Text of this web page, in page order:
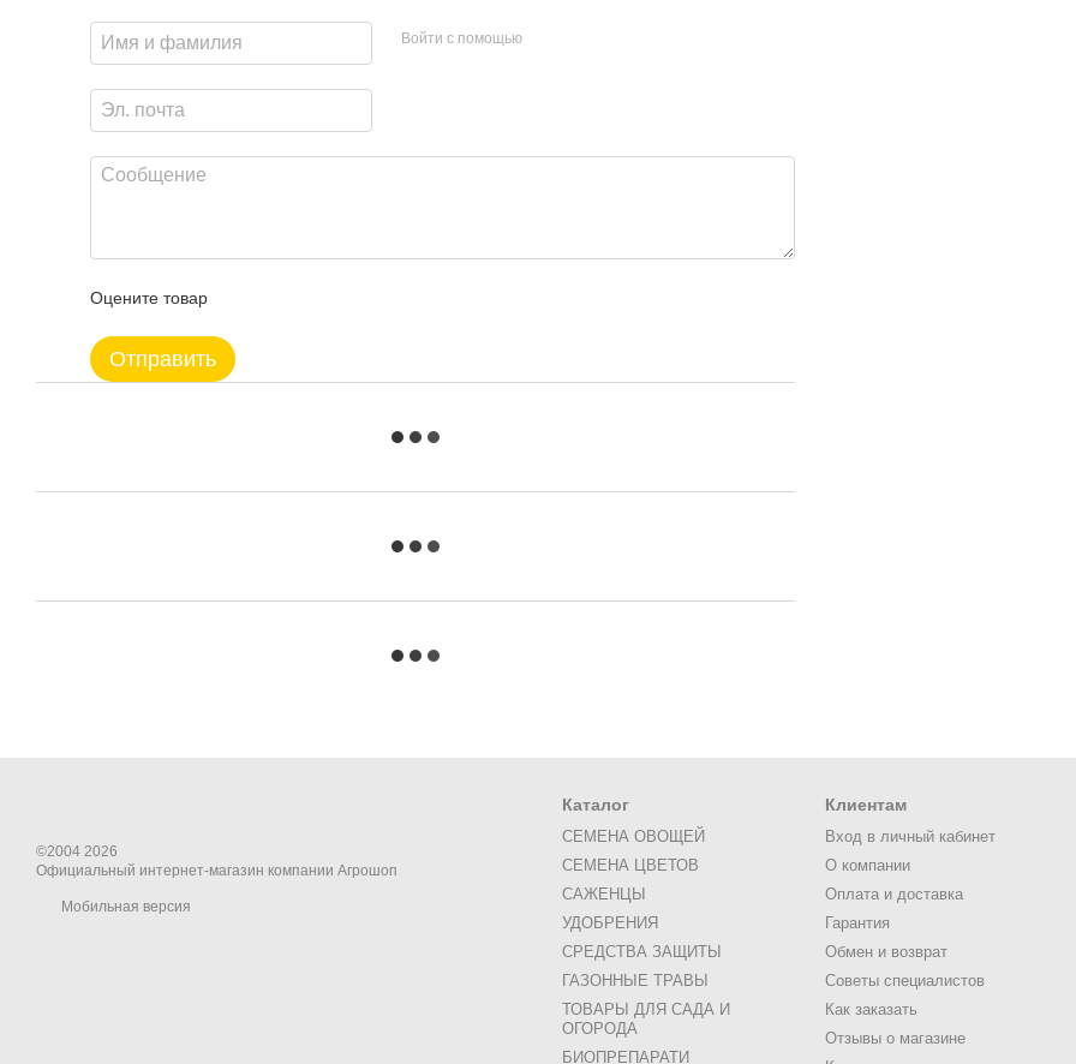
Войти с помощью
Оцените товар
Отправить
©2004 2026
Официальный интернет-магазин компании Агрошоп
Мобильная версия
Каталог
СЕМЕНА ОВОЩЕЙ
СЕМЕНА ЦВЕТОВ
САЖЕНЦЫ
УДОБРЕНИЯ
СРЕДСТВА ЗАЩИТЫ
ГАЗОННЫЕ ТРАВЫ
ТОВАРЫ ДЛЯ САДА И
ОГОРОДА
БИОПРЕПАРАТИ
Клиентам
Вход в личный кабинет
О компании
Оплата и доставка
Гарантия
Обмен и возврат
Советы специалистов
Как заказать
Отзывы о магазине